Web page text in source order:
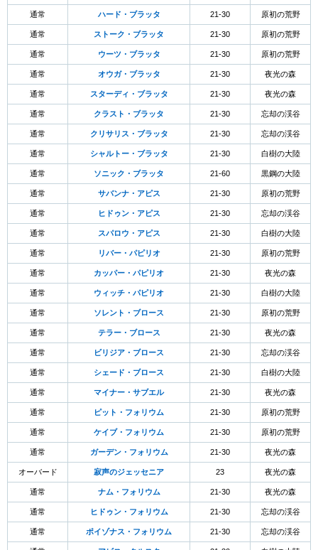
通常 ハード・ブラッタ 21-30 原初の荒野
通常 ストーク・ブラッタ 21-30 原初の荒野
通常 ウーツ・ブラッタ 21-30 原初の荒野
通常 オウガ・ブラッタ 21-30 夜光の森
通常 スターディ・ブラッタ 21-30 夜光の森
通常 クラスト・ブラッタ 21-30 忘却の渓谷
通常 クリサリス・ブラッタ 21-30 忘却の渓谷
通常 シャルトー・ブラッタ 21-30 白樹の大陸
通常 ソニック・ブラッタ 21-60 黒鋼の大陸
通常 サバンナ・アピス 21-30 原初の荒野
通常 ヒドゥン・アピス 21-30 忘却の渓谷
通常 スパロウ・アピス 21-30 白樹の大陸
通常 リバー・パピリオ 21-30 原初の荒野
通常 カッパー・パピリオ 21-30 夜光の森
通常 ウィッチ・パピリオ 21-30 白樹の大陸
通常 ソレント・ブロース 21-30 原初の荒野
通常 テラー・ブロース 21-30 夜光の森
通常 ビリジア・ブロース 21-30 忘却の渓谷
通常 シェード・ブロース 21-30 白樹の大陸
通常 マイナー・サブエル 21-30 夜光の森
通常 ピット・フォリウム 21-30 原初の荒野
通常 ケイブ・フォリウム 21-30 原初の荒野
通常 ガーデン・フォリウム 21-30 夜光の森
オーバード 寂声のジェッセニア 23 夜光の森
通常 ナム・フォリウム 21-30 夜光の森
通常 ヒドゥン・フォリウム 21-30 忘却の渓谷
通常 ポイゾナス・フォリウム 21-30 忘却の渓谷